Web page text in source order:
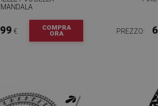
MANDALA
€
COMPRA
ORA
PREZZO: